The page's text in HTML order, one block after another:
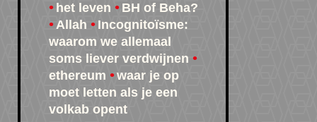
het leven
BH of Beha?
Allah
Incognitoïsme:
waarom we allemaal
soms liever verdwijnen
ethereum
waar je op
moet letten als je een
volkab opent